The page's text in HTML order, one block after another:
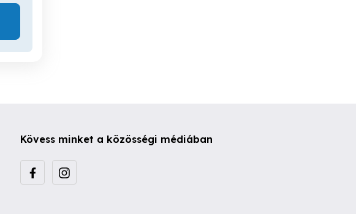
Kövess minket a közösségi médiában